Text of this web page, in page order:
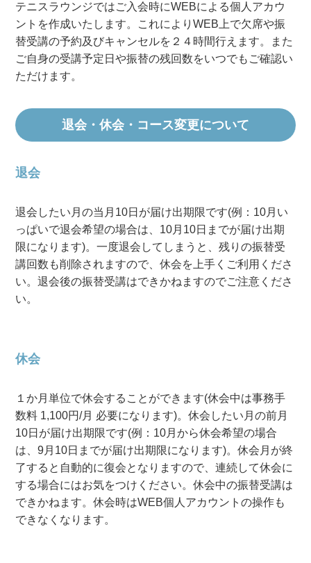
テニスラウンジではご入会時にWEBによる個人アカウ
ントを作成いたします。これによりWEB上で欠席や振
替受講の予約及びキャンセルを２４時間行えます。また
ご自身の受講予定日や振替の残回数をいつでもご確認い
ただけます。
退会・休会・コース変更について
退会
退会したい月の当月10日が届け出期限です(例：10月い
っぱいで退会希望の場合は、10月10日までが届け出期
限になります)。一度退会してしまうと、残りの振替受
講回数も削除されますので、休会を上手くご利用くださ
い。退会後の振替受講はできかねますのでご注意くださ
い。
休会
１か月単位で休会することができます(休会中は事務手
数料 1,100円/月 必要になります)。休会したい月の前月
10日が届け出期限です(例：10月から休会希望の場合
は、9月10日までが届け出期限になります)。休会月が終
了すると自動的に復会となりますので、連続して休会に
する場合にはお気をつけください。休会中の振替受講は
できかねます。休会時はWEB個人アカウントの操作も
できなくなります。